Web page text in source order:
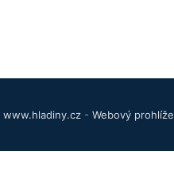
www.hladiny.cz- Webový